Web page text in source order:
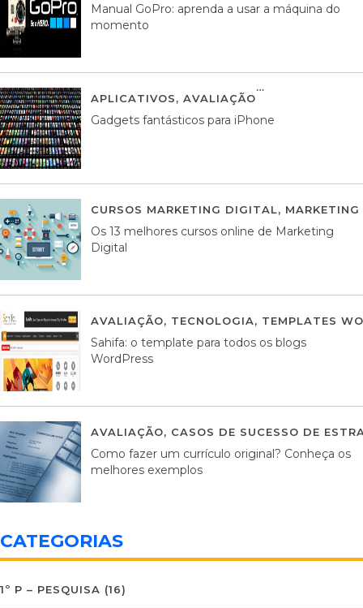
Manual GoPro: aprenda a usar a máquina do
momento
APLICATIVOS, AVALIAÇÃO
Gadgets fantásticos para iPhone
CURSOS MARKETING DIGITAL,
Os 13 melhores cursos online de Marketing
Digital
AVALIAÇÃO, TECNOLOGIA, TEMPLATES
Sahifa: o template para todos os blogs
WordPress
AVALIAÇÃO, CASOS DE SUCESSO DE
Como fazer um currículo original? Conheça os
melhores exemplos
CATEGORIAS
1º P – PESQUISA (16)